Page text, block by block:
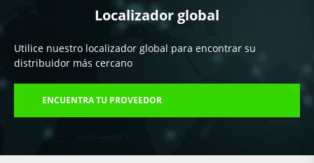
Localizador global
Utilice nuestro localizador global para encontrar su
distribuidor más cercano
ENCUENTRA TU PROVEEDOR